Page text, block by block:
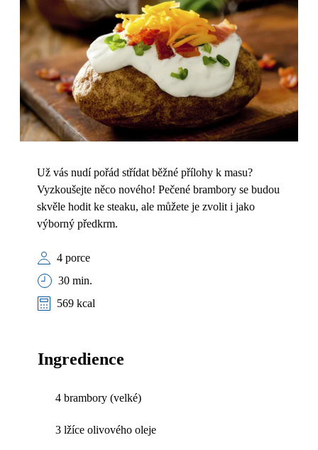
Už vás nudí pořád střídat běžné přílohy k masu?
Vyzkoušejte něco nového! Pečené brambory se budou
skvěle hodit ke steaku, ale můžete je zvolit i jako
výborný předkrm.
4 porce
30 min.
569 kcal
Ingredience
4 brambory (velké)
3 lžíce olivového oleje